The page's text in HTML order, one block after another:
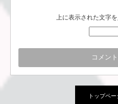
上に表示された文字
トップペ